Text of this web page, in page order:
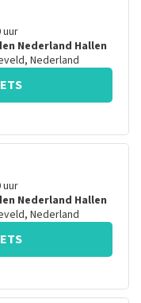
uur
Nederland Hallen
, Nederland
uur
Nederland Hallen
, Nederland